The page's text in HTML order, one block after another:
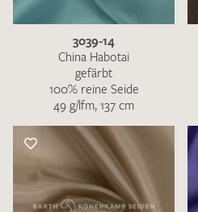
3039-14
China Habotai
gefärbt
100% reine Seide
49 g/lfm, 137 cm